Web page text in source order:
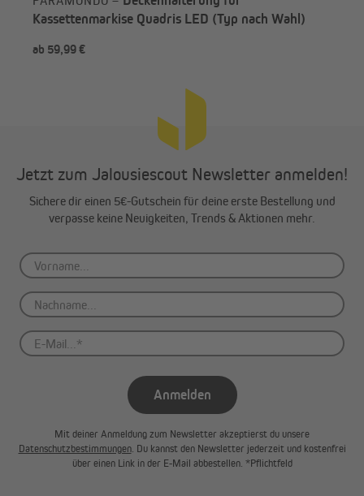
Kassettenmarkise Quadris LED (Typ nach Wahl)
ab 59,99 €
Jetzt zum Jalousiescout Newsletter anmelden!
Sichere dir einen 5€-Gutschein für deine erste Bestellung und
verpasse keine Neuigkeiten, Trends & Aktionen mehr.
Anmelden
Mit deiner Anmeldung zum Newsletter akzeptierst du unsere
Datenschutzbestimmungen. Du kannst den Newsletter jederzeit und kostenfrei
über einen Link in der E-Mail abbestellen. *Pflichtfeld